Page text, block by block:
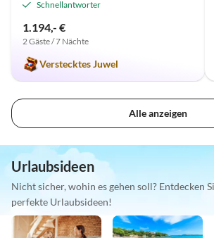
Schnellantworter
1.194,- €
2 Gäste / 7 Nächte
Verstecktes Juwel
Alle anzeigen
Urlaubsideen
Nicht sicher, wohin es gehen soll? Entdecken
perfekte Urlaubsideen!